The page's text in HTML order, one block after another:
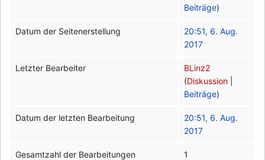
Beiträge)
Datum der Seitenerstellung
20:51, 6. Aug.
2017
Letzter Bearbeiter
BLinz2
(Diskussion
Beiträge)
Datum der letzten Bearbeitung
20:51, 6. Aug.
2017
Gesamtzahl der Bearbeitungen 1